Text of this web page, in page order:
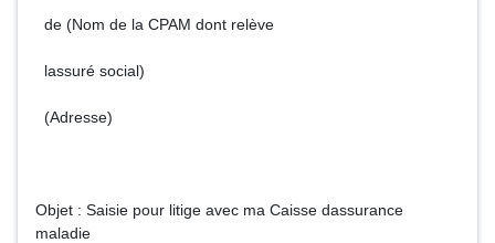
de (Nom de la CPAM dont relève
lassuré social)
(Adresse)
Objet : Saisie pour litige avec ma Caisse dassurance
maladie